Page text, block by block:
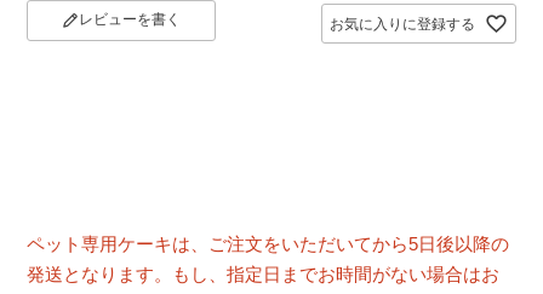
お気に入りに登録する
レビューを書く
ペット専用ケーキは、ご注文をいただいてから5日後以降の
発送となります。もし、指定日までお時間がない場合はお